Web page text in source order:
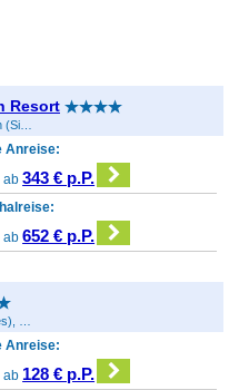
Resort
Sharm el Sheikh, Sharm el Sheikh (Sinai), Ägypten
Anreise:
ab343 € p.P.
ab652 € p.P.
Anreise:
ab 128 € p.P.